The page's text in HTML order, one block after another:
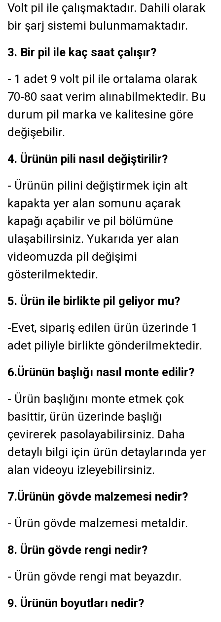
Volt pil ile çalışmaktadır. Dahili olarak
bir şarj sistemi bulunmamaktadır.
3. Bir pil ile kaç saat çalışır?
- 1 adet 9 volt pil ile ortalama olarak
70-80 saat verim alınabilmektedir. Bu
durum pil marka ve kalitesine göre
değişebilir.
4. Ürünün pili nasıl değiştirilir?
- Ürünün pilini değiştirmek için alt
kapakta yer alan somunu açarak
kapağı açabilir ve pil bölümüne
ulaşabilirsiniz. Yukarıda yer alan
videomuzda pil değişimi
gösterilmektedir.
5. Ürün ile birlikte pil geliyor mu?
-Evet, sipariş edilen ürün üzerinde 1
adet piliyle birlikte gönderilmektedir.
6.Ürünün başlığı nasıl monte edilir?
- Ürün başlığını monte etmek çok
basittir, ürün üzerinde başlığı
çevirerek pasolayabilirsiniz. Daha
detaylı bilgi için ürün detaylarında yer
alan videoyu izleyebilirsiniz.
7.Ürünün gövde malzemesi nedir?
- Ürün gövde malzemesi metaldir.
8. Ürün gövde rengi nedir?
- Ürün gövde rengi mat beyazdır.
9. Ürünün boyutları nedir?